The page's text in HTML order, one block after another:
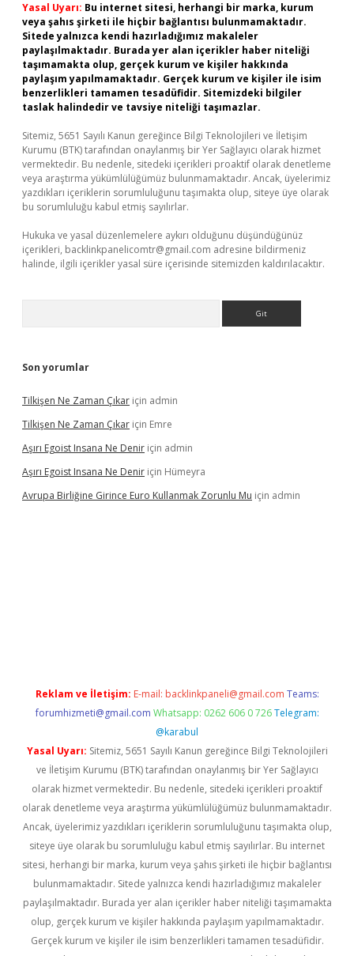
Yasal Uyarı: Bu internet sitesi, herhangi bir marka, kurum
veya şahıs şirketi ile hiçbir bağlantısı bulunmamaktadır.
Sitede yalnızca kendi hazırladığımız makaleler
paylaşılmaktadır. Burada yer alan içerikler haber niteliği
taşımamakta olup, gerçek kurum ve kişiler hakkında
paylaşım yapılmamaktadır. Gerçek kurum ve kişiler ile isim
benzerlikleri tamamen tesadüfidir. Sitemizdeki bilgiler
taslak halindedir ve tavsiye niteliği taşımazlar.
Sitemiz, 5651 Sayılı Kanun gereğince Bilgi Teknolojileri ve İletişim
Kurumu (BTK) tarafından onaylanmış bir Yer Sağlayıcı olarak hizmet
vermektedir. Bu nedenle, sitedeki içerikleri proaktif olarak denetleme
veya araştırma yükümlülüğümüz bulunmamaktadır. Ancak, üyelerimiz
yazdıkları içeriklerin sorumluluğunu taşımakta olup, siteye üye olarak
bu sorumluluğu kabul etmiş sayılırlar.
Hukuka ve yasal düzenlemelere aykırı olduğunu düşündüğünüz
içerikleri, backlinkpanelicomtr@gmail.com adresine bildirmeniz
halinde, ilgili içerikler yasal süre içerisinde sitemizden kaldırılacaktır.
Son yorumlar
Tilkişen Ne Zaman Çıkar için admin
Tilkişen Ne Zaman Çıkar için Emre
Aşırı Egoist Insana Ne Denir için admin
Aşırı Egoist Insana Ne Denir için Hümeyra
Avrupa Birliğine Girince Euro Kullanmak Zorunlu Mu için admin
Reklam ve İletişim: E-mail: backlinkpaneli@gmail.com Teams:
forumhizmeti@gmail.com Whatsapp: 0262 606 0 726 Telegram:
@karabul
Yasal Uyarı: Sitemiz, 5651 Sayılı Kanun gereğince Bilgi Teknolojileri
ve İletişim Kurumu (BTK) tarafından onaylanmış bir Yer Sağlayıcı
olarak hizmet vermektedir. Bu nedenle, sitedeki içerikleri proaktif
olarak denetleme veya araştırma yükümlülüğümüz bulunmamaktadır.
Ancak, üyelerimiz yazdıkları içeriklerin sorumluluğunu taşımakta olup,
siteye üye olarak bu sorumluluğu kabul etmiş sayılırlar. Bu internet
sitesi, herhangi bir marka, kurum veya şahıs şirketi ile hiçbir bağlantısı
bulunmamaktadır. Sitede yalnızca kendi hazırladığımız makaleler
paylaşılmaktadır. Burada yer alan içerikler haber niteliği taşımamakta
olup, gerçek kurum ve kişiler hakkında paylaşım yapılmamaktadır.
Gerçek kurum ve kişiler ile isim benzerlikleri tamamen tesadüfidir.